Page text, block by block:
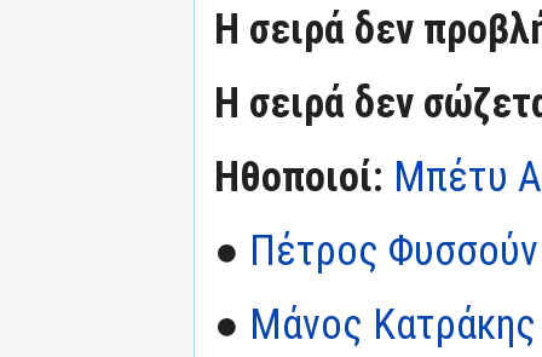
Η σειρά δεν
Η σειρά δεν
Ηθοποιοί: Μπέτυ
● Πέτρος Φυσσούν
● Μάνος Κατράκης